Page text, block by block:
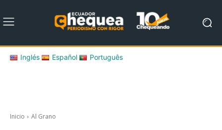
Inglés Español Português
Inicio Al Grano